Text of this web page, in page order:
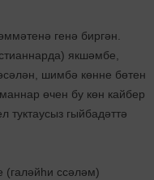
генә биргән.
якшәмбе,
шимбә көнне бөтен
өчен бу көн кайбер
туктаусыз гыйбадәттә
ссәләм)